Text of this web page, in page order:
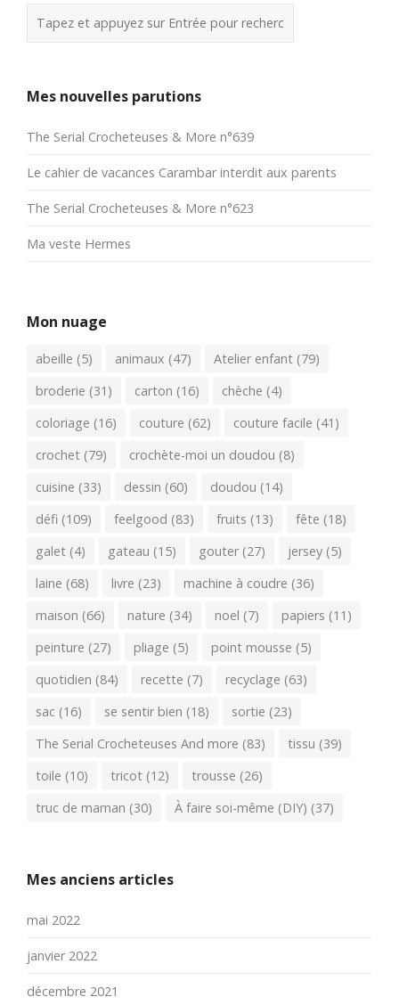
Mes nouvelles parutions
The Serial Crocheteuses & More n°639
Le cahier de vacances Carambar interdit aux parents
The Serial Crocheteuses & More n°623
Ma veste Hermes
Mon nuage
abeille (5) animaux (47) Atelier enfant (79)
broderie (31) carton (16) chèche (4)
coloriage (16) couture (62) couture facile (41)
crochet (79) crochète-moi un doudou (8)
cuisine (33) dessin (60) doudou (14)
défi (109) feelgood (83) fruits (13) fête (18)
galet (4) gateau (15) gouter (27) jersey (5)
laine (68) livre (23) machine à coudre (36)
maison (66) nature (34) noel (7) papiers (11)
peinture (27) pliage (5) point mousse (5)
quotidien (84) recette (7) recyclage (63)
sac (16) se sentir bien (18) sortie (23)
The Serial Crocheteuses And more (83) tissu (39)
toile (10) tricot (12) trousse (26)
truc de maman (30) À faire soi-même (DIY) (37)
Mes anciens articles
mai 2022
janvier 2022
décembre 2021